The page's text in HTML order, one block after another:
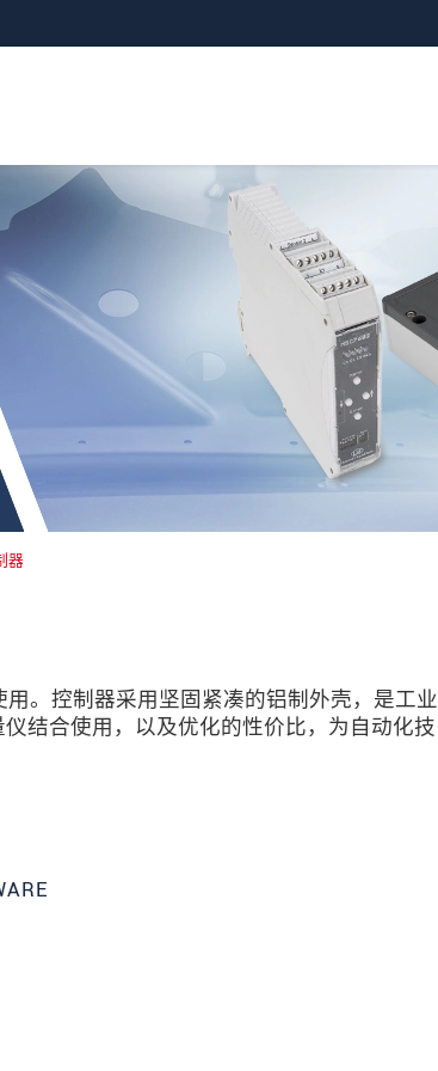
器
用。控制器采用坚固紧凑的铝制外壳，是工业
结合使用，以及优化的性价比，为自动化技